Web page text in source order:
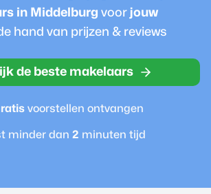
s in Middelburg voor jouw
hand van prijzen & reviews
de beste makelaars
voorstellen ontvangen
minder dan 2 minuten tijd